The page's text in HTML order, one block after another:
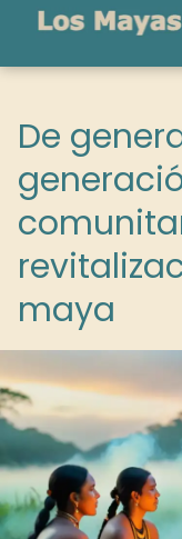
De
maya